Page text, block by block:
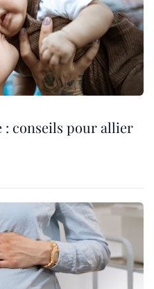
: conseils pour allier